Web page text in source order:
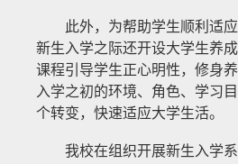
此外，为帮助学生顺利适
新生入学之际还开设大学生养
课程引导学生正心明性，修身
入学之初的环境、角色、学习
个转变，快速适应大学生活。
我校在组织开展新生入学